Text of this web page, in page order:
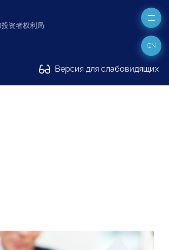
资者权利局
Версия для слабовидящих
CN